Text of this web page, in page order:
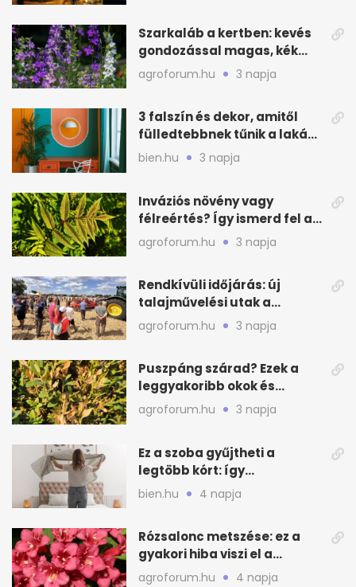
Szarkaláb a kertben: kevés
gondozással magas, kék
virágfalat ad
agroforum.hu 3 napja
3 falszín és dekor, amitől
fülledtebbnek tűnik a lakás
nyáron
bien.hu 3 napja
Inváziós növény vagy
félreértés? Így ismerd fel a
valódi kockázatot
agroforum.hu 3 napja
Rendkívüli időjárás: új
talajművelési utak a
gazdáknak
agroforum.hu 3 napja
Puszpáng szárad? Ezek a
leggyakoribb okok és
teendők
agroforum.hu 3 napja
Ez a szoba gyűjtheti a
legtöbb kórt: így
mélytisztítsd otthon
bien.hu 4 napja
Rózsalonc metszése: ez a
gyakori hiba viszi el a
virágzást
agroforum.hu 4 napja